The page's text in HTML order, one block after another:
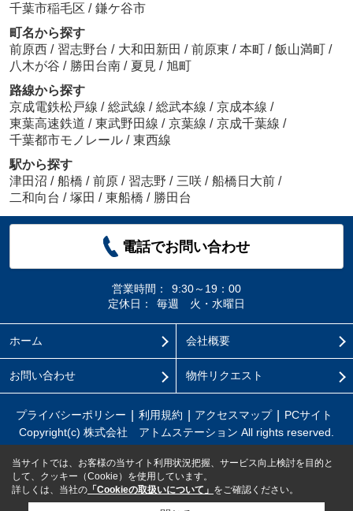
千葉市稲毛区 / 鎌ケ谷市
町名から探す
前原西 / 習志野台 / 大和田新田 / 前原東 / 本町 / 飯山満町 /
八木が谷 / 勝田台南 / 夏見 / 旭町
路線から探す
京成電鉄松戸線 / 総武線 / 総武本線 / 京成本線 /
東葉高速鉄道 / 東武野田線 / 京葉線 / 京成千葉線 /
千葉都市モノレール / 東西線
駅から探す
津田沼 / 船橋 / 前原 / 習志野 / 三咲 / 船橋日大前 /
二和向台 / 塚田 / 東船橋 / 勝田台
電話でお問い合わせ
営業時間：
9:30～19：00
定休日：
毎週 火・水曜日
ホーム 会社概要
お問い合わせ 物件リクエスト
プライバシーポリシー 利用規約 アクセスマップ
PCサイト
Copyright(c) 株式会社 アトムステーション All rights reserved.
当サイトでは、お客様の当サイト利用状況把握、サービス向上検討を目的と
して、クッキー（Cookie）を使用しています。
詳しくは、当社の 「Cookieの取扱いについて」 をご確認ください。